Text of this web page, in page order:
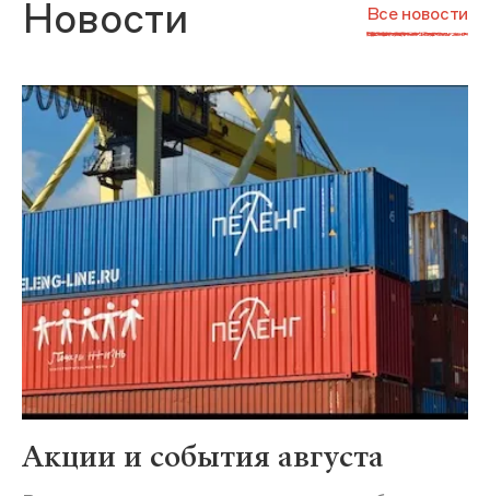
Новости Все новости
Акции и события августа